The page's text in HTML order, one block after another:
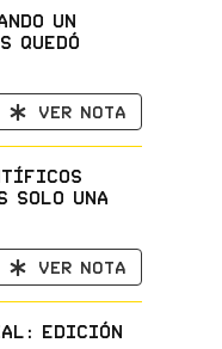
un
quedó
Ver nota
solo una
Ver nota
Edición